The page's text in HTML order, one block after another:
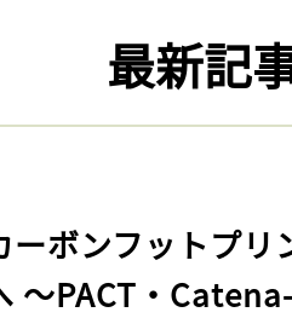
最新記
ーボンフットプリ
〜PACT・